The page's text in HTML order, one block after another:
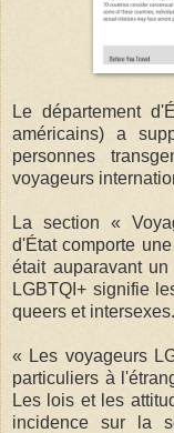
Le département
américains) a
personnes
voyageurs
La section «
d'État comporte
était auparavant
LGBTQI+ signifie
queers et intersexes.
« Les voyageurs
particuliers à
Les lois et les
incidence sur la